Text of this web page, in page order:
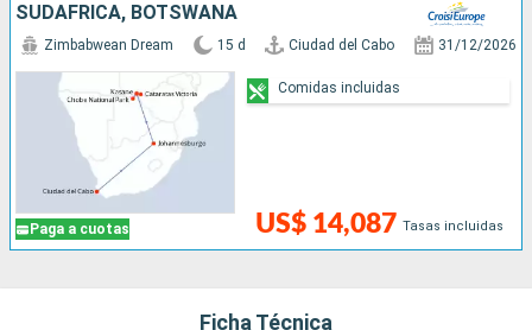
SUDAFRICA, BOTSWANA
Paga a cuotas
Zimbabwean Dream 15 d Ciudad del Cabo 31/12/2026
US$ 14,087 Tasas incluidas
Comidas incluidas
Ficha Técnica